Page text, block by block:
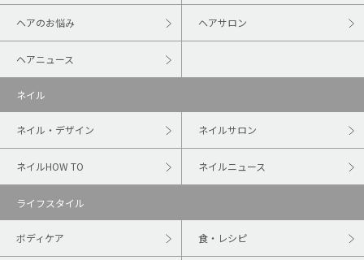
ヘアのお悩み ヘアサロン
ヘアニュース
ネイル
ネイル・デザイン ネイルサロン
ネイルHOW TO ネイルニュース
ライフスタイル
ボディケア 食・レシピ